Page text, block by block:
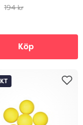
194 kr
Köp